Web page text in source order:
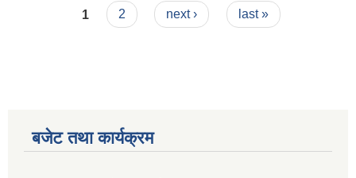
Pages
1 2 next › last »
बजेट तथा कार्यक्रम